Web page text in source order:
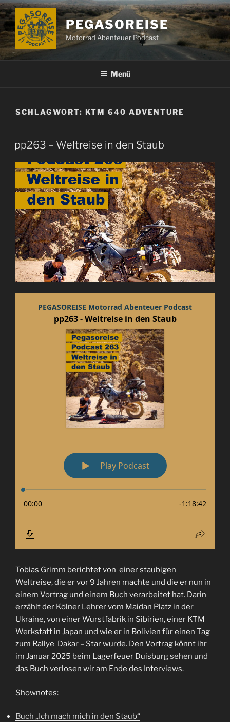
Zum
Inhalt
springen
PEGASOREISE
Motorrad Abenteuer Podcast
Menü
SCHLAGWORT: KTM 640 ADVENTURE
pp263 – Weltreise in den Staub
Tobias Grimm berichtet von einer staubigen
Weltreise, die er vor 9 Jahren machte und die er nun in
einem Vortrag und einem Buch verarbeitet hat. Darin
erzählt der Kölner Lehrer vom Maidan Platz in der
Ukraine, von einer Wurstfabrik in Sibirien, einer KTM
Werkstatt in Japan und wie er in Bolivien für einen Tag
zum Rallye Dakar – Star wurde. Den Vortrag könnt ihr
im Januar 2025 beim Lagerfeuer Duisburg sehen und
das Buch verlosen wir am Ende des Interviews.
Shownotes:
Buch „Ich mach mich in den Staub“